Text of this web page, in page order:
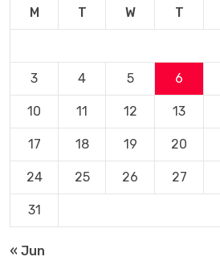
M T W T
3 4 5 6
10 11 12 13
17 18 19 20
24 25 26 27
31
« Jun